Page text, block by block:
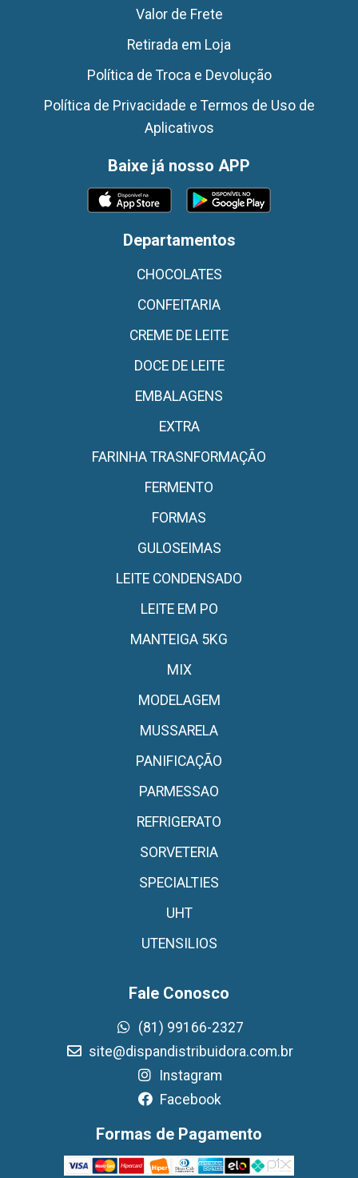
Valor de Frete
Retirada em Loja
Política de Troca e Devolução
Política de Privacidade e Termos de Uso de
Aplicativos
Baixe já nosso APP
Departamentos
CHOCOLATES
CONFEITARIA
CREME DE LEITE
DOCE DE LEITE
EMBALAGENS
EXTRA
FARINHA TRASNFORMAÇÃO
FERMENTO
FORMAS
GULOSEIMAS
LEITE CONDENSADO
LEITE EM PO
MANTEIGA 5KG
MIX
MODELAGEM
MUSSARELA
PANIFICAÇÃO
PARMESSAO
REFRIGERATO
SORVETERIA
SPECIALTIES
UHT
UTENSILIOS
Fale Conosco
(81) 99166-2327
site@dispandistribuidora.com.br
Instagram
Facebook
Formas de Pagamento